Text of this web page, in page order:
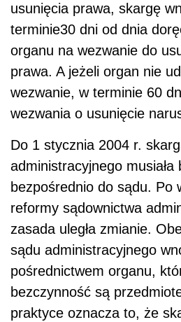
usunięcia prawa, skargę
terminie30 dni od dnia
organu na wezwanie do
prawa. A jeżeli organ nie
wezwanie, w terminie 60
wezwania o usunięcie
Do 1 stycznia 2004 r.
administracyjnego musiała
bezpośrednio do sądu. Po
reformy sądownictwa
zasada uległa zmianie.
sądu administracyjnego
pośrednictwem organu,
bezczynność są
praktyce oznacza to, że